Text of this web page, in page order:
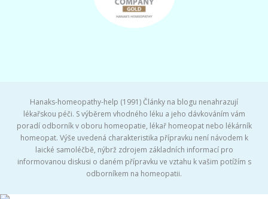
Hanaks-homeopathy-help (1991) Články na blogu nenahrazují
lékařskou péči. S výběrem vhodného léku a jeho dávkováním vám
poradí odborník v oboru homeopatie, lékař homeopat nebo lékárník
homeopat. Výše uvedená charakteristika přípravku není návodem k
laické samoléčbě, nýbrž zdrojem základních informací pro
informovanou diskusi o daném přípravku ve vztahu k vašim potížím s
odborníkem na homeopatii.